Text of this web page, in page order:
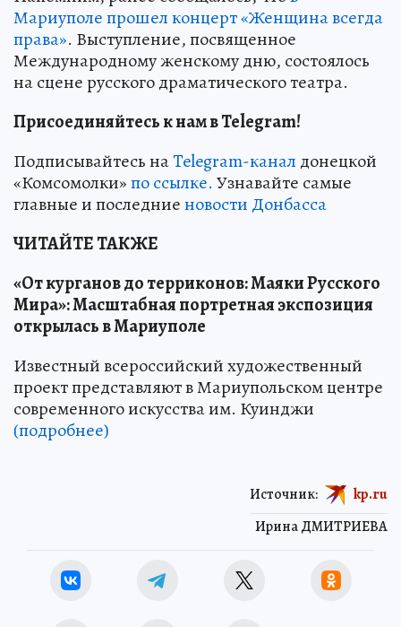
Мариуполе прошел концерт «Женщина всегда
права». Выступление, посвященное
Международному женскому дню, состоялось
на сцене русского драматического театра.
Присоединяйтесь к нам в Telegram!
Подписывайтесь наTelegram-канал донецкой
«Комсомолки»по ссылке. Узнавайте самые
главные и последниеновости Донбасса
ЧИТАЙТЕ ТАКЖЕ
«От курганов до терриконов: Маяки Русского
Мира»: Масштабная портретная экспозиция
открылась в Мариуполе
Известный всероссийский художественный
проект представляют в Мариупольском центре
современного искусства им. Куинджи
(подробнее)
Ирина ДМИТРИЕВА
Источник: kp.ru